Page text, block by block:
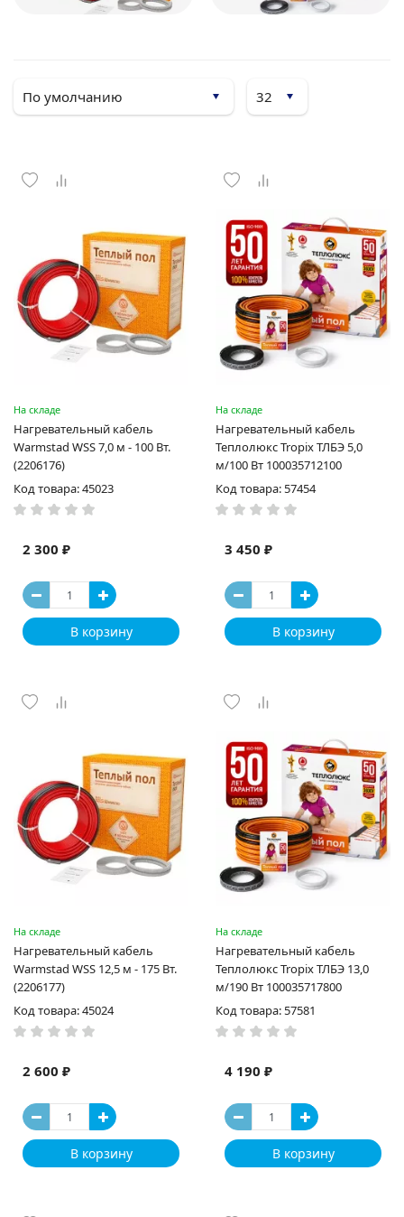
На складе
Нагревательный кабель
Warmstad WSS 7,0 м - 100 Вт.
(2206176)
Код товара: 45023
2 300 ₽
В корзину
На складе
Нагревательный кабель
Теплолюкс Tropix ТЛБЭ 5,0
м/100 Вт 100035712100
Код товара: 57454
3 450 ₽
В корзину
На складе
Нагревательный кабель
Warmstad WSS 12,5 м - 175 Вт.
(2206177)
Код товара: 45024
2 600 ₽
В корзину
На складе
Нагревательный кабель
Теплолюкс Tropix ТЛБЭ 13,0
м/190 Вт 100035717800
Код товара: 57581
4 190 ₽
В корзину